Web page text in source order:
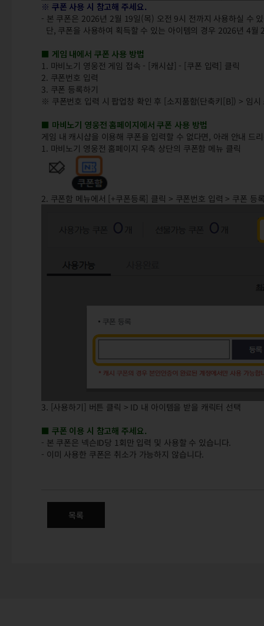
※ 쿠폰 사용 시 참고해 주세요.
- 본 쿠폰은 2026년 2월 19일(목) 오전 9시 전까지 사용하실 수
단, 쿠폰을 사용하여 획득할 수 있는 아이템의 경우 2026년 4
■ 게임 내에서 쿠폰 사용 방법
1. 마비노기 영웅전 게임 접속 - [캐시샵] - [쿠폰 입력] 클릭
2. 쿠폰번호 입력
3. 쿠폰 등록하기
※ 쿠폰번호 입력 시 팝업창 확인 후 [소지품함(단축키[B]) > 임
■ 마비노기 영웅전 홈페이지에서 쿠폰 사용 방법
게임 내 캐시샵을 이용해 쿠폰을 입력할 수 없다면, 아래 안내 드
1. 마비노기 영웅전 홈페이지 우측 상단의 쿠폰함 메뉴 클릭
2. 쿠폰함 메뉴에서 [+쿠폰등록] 클릭 > 쿠폰번호 입력 > 쿠폰 등
3. [사용하기] 버튼 클릭 > ID 내 아이템을 받을 캐릭터 선택
■ 쿠폰 이용 시 참고해 주세요.
- 본 쿠폰은 넥슨ID당 1회만 입력 및 사용할 수 있습니다.
- 이미 사용한 쿠폰은 취소가 가능하지 않습니다.
목록